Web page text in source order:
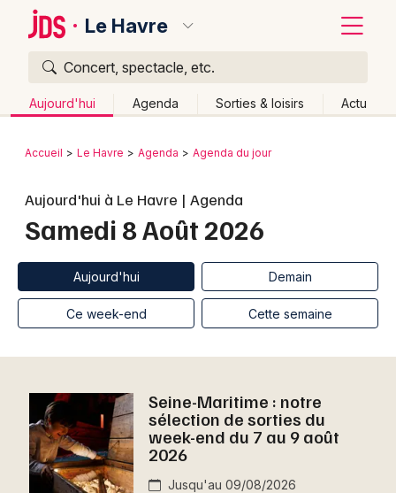
Le Havre
Concert, spectacle, etc.
Aujourd'hui Agenda Sorties & loisirs Actu
Publier un événement
Grands événements
Activité & Expérience
Foires & salons
Spectacles
Concerts
Colmar
Lille
Lyon
Marseille
Montpellier
Nantes
Nice
Retour
Accueil Le Havre Agenda Agenda du jour
Aujourd'hui à Le Havre | Agenda
Samedi 8 Août 2026
Aujourd'hui Demain
Ce week-end Cette semaine
Seine-Maritime : notre
sélection de sorties du
week-end du 7 au 9 août
2026
Jusqu'au 09/08/2026
Quoi ?
Où ?
Haute-Normandie
Partout
Près de moi
Changer de lieu
Aujourd'hui
Demain Ce week-end Autre